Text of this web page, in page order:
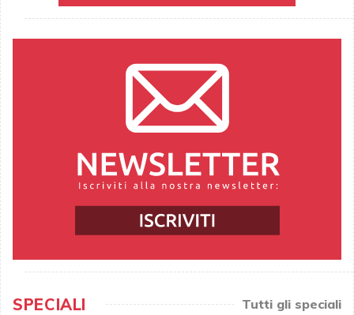
SPECIALI Tutti gli speciali